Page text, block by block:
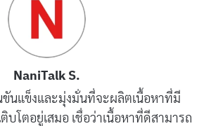
ศึกษาวิธีถอดจากคู่มือ (อาจต้องใช้
ช้แปรงปัดเศษกาแฟเก่าๆ ออก เช็ด
คราบน้ำมัน อย่าใช้น้ำล้างโดยตรง
กจำเป็น ให้เช็ดแห้งสนิททันที จาก
นแห้งก่อนประกอบกลับเข้าที่
NaniTalk S.
นแข็งและมุ่งมั่นที่จะผลิตเนื้อหาที่มี
บโตอยู่เสมอ เชื่อว่าเนื้อหาที่ดีสามารถ